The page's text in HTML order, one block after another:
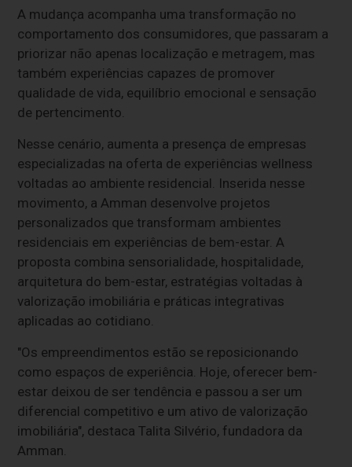
A mudança acompanha uma transformação no
comportamento dos consumidores, que passaram a
priorizar não apenas localização e metragem, mas
também experiências capazes de promover
qualidade de vida, equilíbrio emocional e sensação
de pertencimento.
Nesse cenário, aumenta a presença de empresas
especializadas na oferta de experiências wellness
voltadas ao ambiente residencial. Inserida nesse
movimento, a Amman desenvolve projetos
personalizados que transformam ambientes
residenciais em experiências de bem-estar. A
proposta combina sensorialidade, hospitalidade,
arquitetura do bem-estar, estratégias voltadas à
valorização imobiliária e práticas integrativas
aplicadas ao cotidiano.
"Os empreendimentos estão se reposicionando
como espaços de experiência. Hoje, oferecer bem-
estar deixou de ser tendência e passou a ser um
diferencial competitivo e um ativo de valorização
imobiliária", destaca Talita Silvério, fundadora da
Amman.